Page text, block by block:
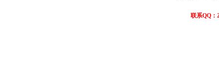
联系QQ：